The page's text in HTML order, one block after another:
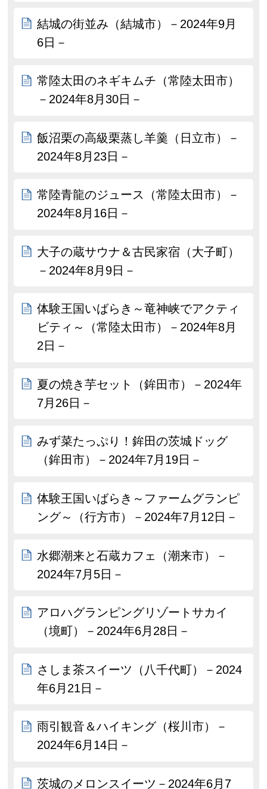
結城の街並み（結城市）－2024年9月
6日－
常陸太田のネギキムチ（常陸太田市）
－2024年8月30日－
飯沼栗の高級栗蒸し羊羹（日立市）－
2024年8月23日－
常陸青龍のジュース（常陸太田市）－
2024年8月16日－
大子の蔵サウナ＆古民家宿（大子町）
－2024年8月9日－
体験王国いばらき～竜神峡でアクティ
ビティ～（常陸太田市）－2024年8月
2日－
夏の焼き芋セット（鉾田市）－2024年
7月26日－
みず菜たっぷり！鉾田の茨城ドッグ
（鉾田市）－2024年7月19日－
体験王国いばらき～ファームグランピ
ング～（行方市）－2024年7月12日－
水郷潮来と石蔵カフェ（潮来市）－
2024年7月5日－
アロハグランピングリゾートサカイ
（境町）－2024年6月28日－
さしま茶スイーツ（八千代町）－2024
年6月21日－
雨引観音＆ハイキング（桜川市）－
2024年6月14日－
茨城のメロンスイーツ－2024年6月7